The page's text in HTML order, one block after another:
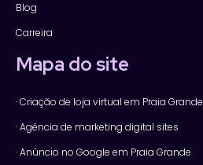
Blog
Carreira
Mapa do site
· Criação de loja virtual em Praia Grande
· Agência de marketing digital sites
· Anúncio no Google em Praia Grande